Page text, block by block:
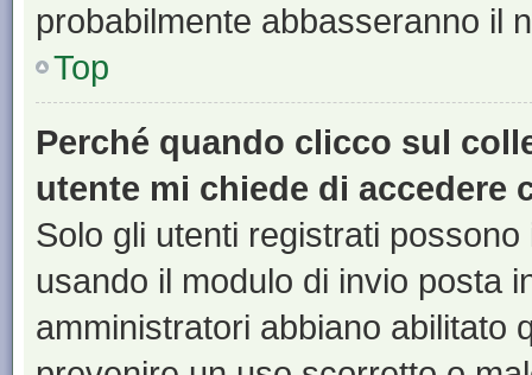
probabilmente abbasseranno il
Top
Perché quando clicco sul
utente mi chiede di accedere
Solo gli utenti registrati
usando il modulo di invio posta
amministratori abbiano abilitato